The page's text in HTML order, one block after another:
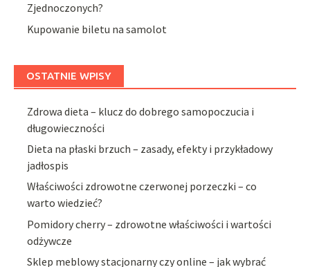
Zjednoczonych?
Kupowanie biletu na samolot
OSTATNIE WPISY
Zdrowa dieta – klucz do dobrego samopoczucia i
długowieczności
Dieta na płaski brzuch – zasady, efekty i przykładowy
jadłospis
Właściwości zdrowotne czerwonej porzeczki – co
warto wiedzieć?
Pomidory cherry – zdrowotne właściwości i wartości
odżywcze
Sklep meblowy stacjonarny czy online – jak wybrać